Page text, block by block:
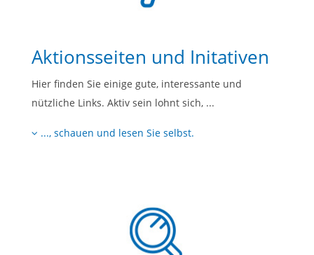
Aktionsseiten und Initativen
Hier finden Sie einige gute, interessante und
nützliche Links. Aktiv sein lohnt sich, ...
..., schauen und lesen Sie selbst.